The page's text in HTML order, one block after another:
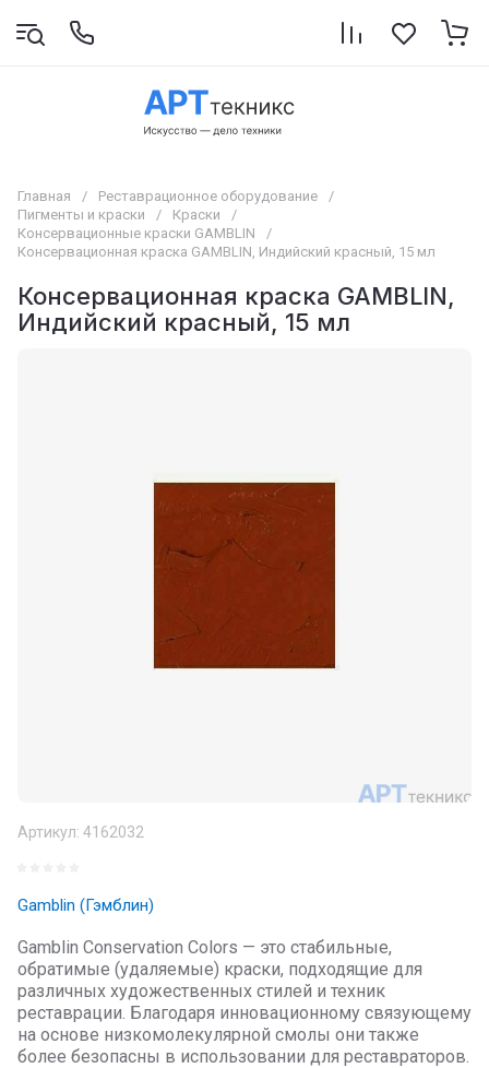
Главная / Реставрационное оборудование
/
Пигменты и краски
/ Краски
/
Консервационные краски GAMBLIN
/
Консервационная краска GAMBLIN, Индийский красный, 15 мл
Консервационная краска GAMBLIN,
Индийский красный, 15 мл
Артикул: 4162032
Gamblin (Гэмблин)
Gamblin Conservation Colors — это стабильные,
обратимые (удаляемые) краски, подходящие для
различных художественных стилей и техник
реставрации. Благодаря инновационному связующему
на основе низкомолекулярной смолы они также
более безопасны в использовании для реставраторов.